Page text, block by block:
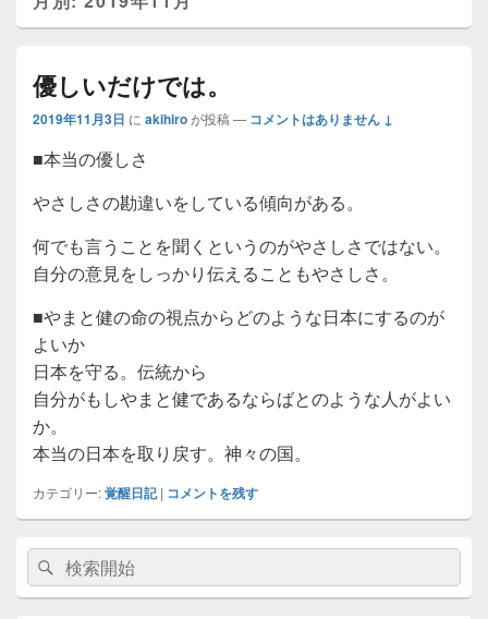
優しいだけでは。
2019年11月3日 に akihiroが投稿 — コメントはありません ↓
■本当の優しさ
やさしさの勘違いをしている傾向がある。
何でも言うことを聞くというのがやさしさではない。
自分の意見をしっかり伝えることもやさしさ。
■やまと健の命の視点からどのような日本にするのが
よいか
日本を守る。伝統から
自分がもしやまと健であるならばとのような人がよい
か。
本当の日本を取り戻す。神々の国。
カテゴリー:覚醒日記 | コメントを残す
メ
ン
サ
検
索
対
検
索